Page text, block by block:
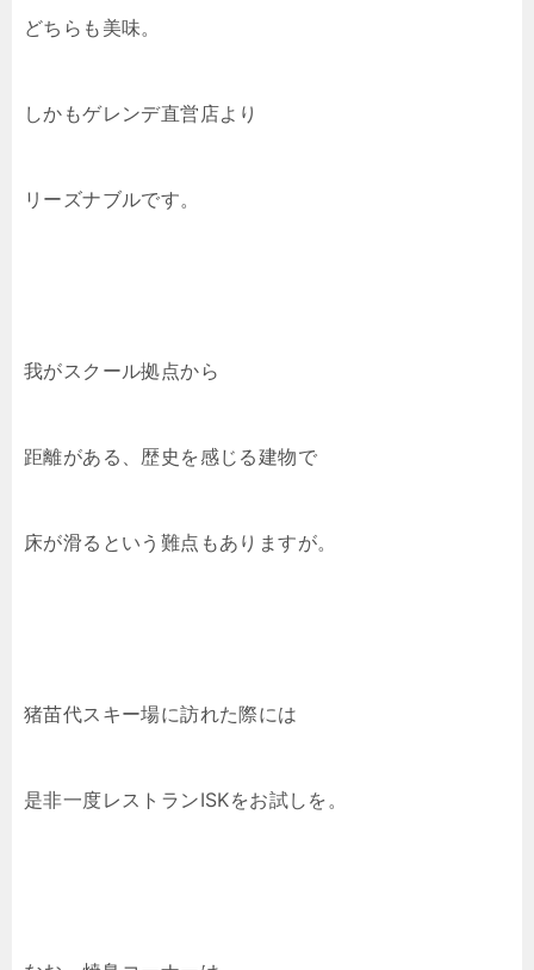
どちらも美味。
しかもゲレンデ直営店より
リーズナブルです。
我がスクール拠点から
距離がある、歴史を感じる建物で
床が滑るという難点もありますが。
猪苗代スキー場に訪れた際には
是非一度レストランISKをお試しを。